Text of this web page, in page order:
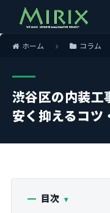
ホーム コラム
渋谷区の内装工
安く抑えるコツ
目次